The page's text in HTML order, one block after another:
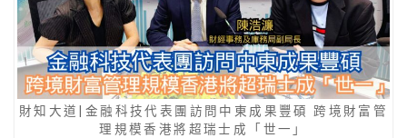
財知大道|金融科技代表團訪問中東成果豐碩 跨境財富管
理規模香港將超瑞士成「世一」